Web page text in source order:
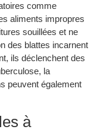
comme
aliments impropres
souillées et ne
des blattes incarnent
ils déclenchent des
la
peuvent également
à